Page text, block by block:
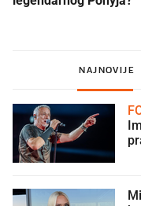
NAJNOVIJE